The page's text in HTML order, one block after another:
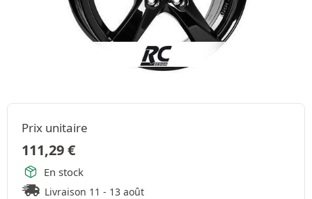
Prix unitaire
111,29€
En stock
Livraison 11 - 13 août